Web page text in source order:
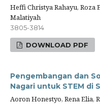
Heffi Christya Rahayu,
Malatiyah
3805-3814
DOWNLOAD PDF
Pengembangan dan
Nagari untuk STEM di
Aoron Honestyo, Rena Elia,